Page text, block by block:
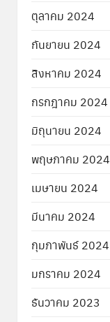
ตุลาคม 2024
กันยายน 2024
สิงหาคม 2024
กรกฎาคม 2024
มิถุนายน 2024
พฤษภาคม 2024
เมษายน 2024
มีนาคม 2024
กุมภาพันธ์ 2024
มกราคม 2024
ธันวาคม 2023